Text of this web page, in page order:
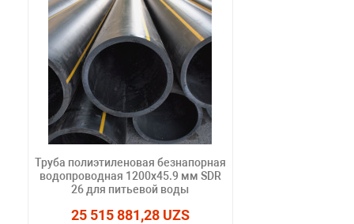
Труба полиэтиленовая безнапорная
водопроводная 1200х45.9 мм SDR
26 для питьевой воды
25 515 881,28 UZS